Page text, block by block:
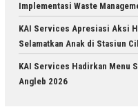
Implementasi Waste
KAI Services Apresiasi Aksi
Selamatkan Anak di Stasiun
KAI Services Hadirkan Menu
Angleb 2026